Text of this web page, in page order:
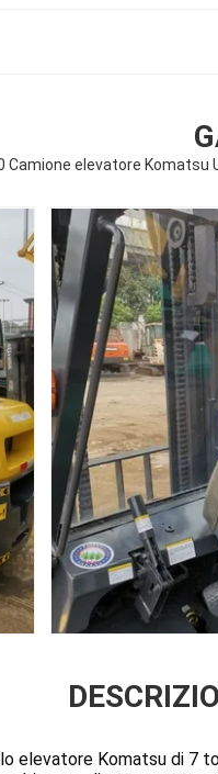
Camione elevatore
elevatore Komatsu di 7